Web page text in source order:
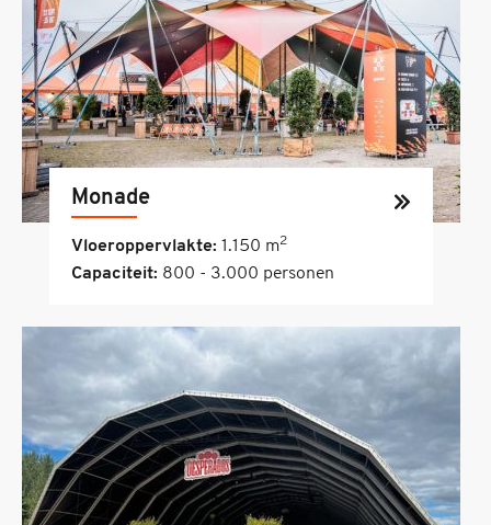
Monade
Vloeroppervlakte: 1.150 m2
Capaciteit: 800 - 3.000 personen